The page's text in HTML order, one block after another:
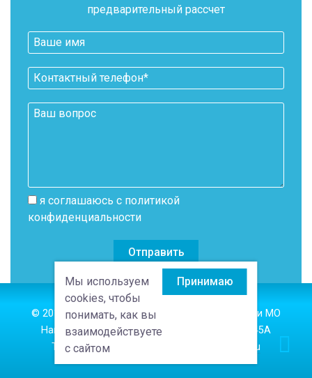
предварительный рассчет
я соглашаюсь с политикой
конфиденциальности
© 2014-2026 изготовление и монтаж в Москве и МО
Наш адрес: г. Одинцово, Вокзальная улица, 45А
Тел.:8 901 715 63 62 oknaok24@bk.ru
Мы используем
cookies, чтобы
понимать, как вы
взаимодействуете
с сайтом
Принимаю